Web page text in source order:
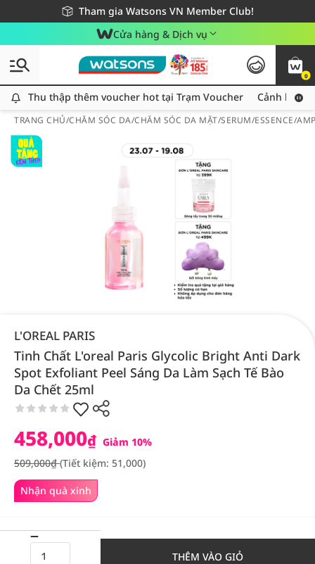
Tham gia Watsons VN Member Club!
Miễn phí giao hàng cho đơn hàng từ 249,000Đ
Giao hàng nhanh 24h - Áp dụng khu vực TP. Hồ Chí Minh
Cửa hàng & Dịch vụ
0
Thu thập thêm voucher hot tại Trạm Voucher
Thu thập thêm voucher hot tại Trạm Voucher Cảnh báo
TRANG CHỦ/CHĂM SÓC DA/CHĂM SÓC DA MẶT/SERUM/ESSENCE/
L'OREAL PARIS
Tinh Chất L'oreal Paris Glycolic Bright Anti Dark
Spot Exfoliant Peel Sáng Da Làm Sạch Tế Bào
Da Chết 25ml
Nhận quà xinh
458,000₫ Giảm 10%
509,000₫(Tiết kiệm: 51,000)
THÊM VÀO GIỎ